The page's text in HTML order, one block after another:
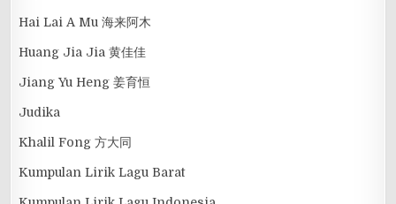
Hai Lai A Mu 海来阿木
Huang Jia Jia 黄佳佳
Jiang Yu Heng 姜育恒
Judika
Khalil Fong 方大同
Kumpulan Lirik Lagu Barat